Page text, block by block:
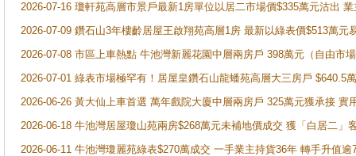
2026-07-16 瓊軒苑高層市景戶最新1房單位以居二市場價$335萬元沽出
2026-07-09 鑽石山3年樓齡居屋王啟翔苑高層1房 最新以綠表價$513萬元
2026-07-08 市區上車熱點 牛池灣新麗花園中層兩房戶 398萬元（自由市
2026-07-01 綠表市場極罕有！居屋皇鑽石山龍蟠苑高層大三房戶
2026-06-26 黃大仙上車首選 萬年戲院大廈中層兩房戶 325萬元獲承接 實
2026-06-18 牛池灣居屋瓊山苑兩房$268萬元未補地價成交 獲「白居二」
2026-06-11 牛池灣瓊麗苑綠表$270萬成交 一手業主持貨36年 轉手升值逾